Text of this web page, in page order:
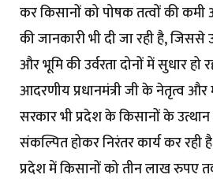
कर किसानों को पोषक तत्वों की
की जानकारी भी दी जा रही है,
और भूमि की उर्वरता दोनों में सुधार हो
आदरणीय प्रधानमंत्री जी के नेतृत्व और
सरकार भी प्रदेश के किसानों के
संकल्पित होकर निरंतर कार्य कर
प्रदेश में किसानों को तीन लाख रुपए